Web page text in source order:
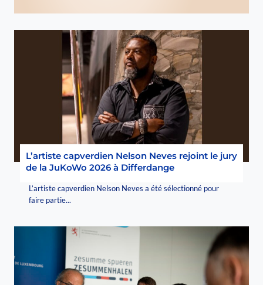
L’artiste capverdien Nelson Neves rejoint le jury
de la JuKoWo 2026 à Differdange
L’artiste capverdien Nelson Neves a été sélectionné pour
faire partie...